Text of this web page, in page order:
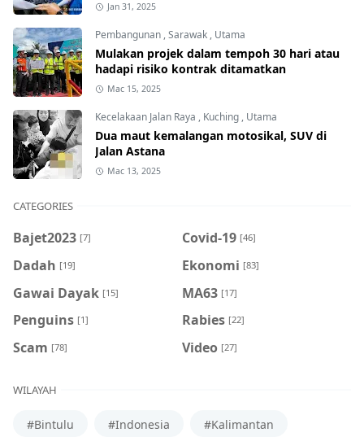
Jan 31, 2025
Pembangunan ,Sarawak , Utama
Mulakan projek dalam tempoh 30 hari atau
hadapi risiko kontrak ditamatkan
Mac 15, 2025
Kecelakaan Jalan Raya , Kuching , Utama
Dua maut kemalangan motosikal, SUV di
Jalan Astana
Mac 13, 2025
CATEGORIES
Bajet2023 [7] Covid-19 [46]
Dadah [19] Ekonomi [83]
Gawai Dayak [15] MA63 [17]
Penguins [1] Rabies [22]
Scam [78] Video [27]
WILAYAH
#Bintulu #Indonesia #Kalimantan